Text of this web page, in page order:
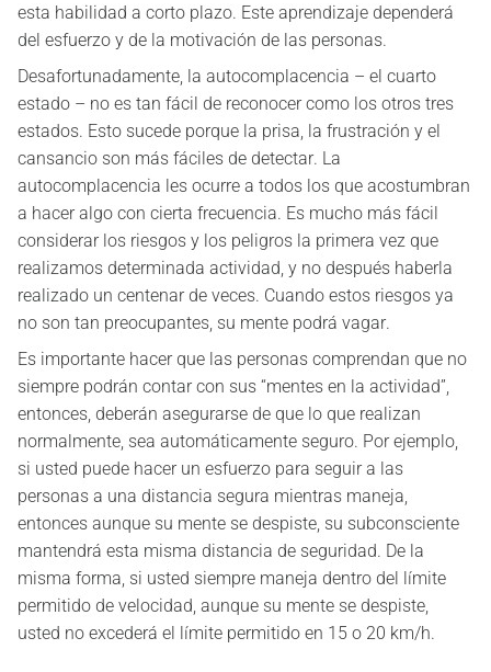
esta habilidad a corto plazo. Este aprendizaje dependerá
del esfuerzo y de la motivación de las personas.
Desafortunadamente, la autocomplacencia – el cuarto
estado – no es tan fácil de reconocer como los otros tres
estados. Esto sucede porque la prisa, la frustración y el
cansancio son más fáciles de detectar. La
autocomplacencia les ocurre a todos los que acostumbran
a hacer algo con cierta frecuencia. Es mucho más fácil
considerar los riesgos y los peligros la primera vez que
realizamos determinada actividad, y no después haberla
realizado un centenar de veces. Cuando estos riesgos ya
no son tan preocupantes, su mente podrá vagar.
Es importante hacer que las personas comprendan que no
siempre podrán contar con sus “mentes en la actividad”,
entonces, deberán asegurarse de que lo que realizan
normalmente, sea automáticamente seguro. Por ejemplo,
si usted puede hacer un esfuerzo para seguir a las
personas a una distancia segura mientras maneja,
entonces aunque su mente se despiste, su subconsciente
mantendrá esta misma distancia de seguridad. De la
misma forma, si usted siempre maneja dentro del límite
permitido de velocidad, aunque su mente se despiste,
usted no excederá el límite permitido en 15 o 20 km/h.